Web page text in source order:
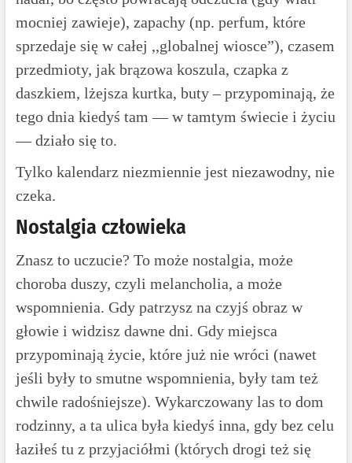
mocniej zawieje), zapachy (np. perfum, które
sprzedaje się w całej ,,globalnej wiosce”), czasem
przedmioty, jak brązowa koszula, czapka z
daszkiem, lżejsza kurtka, buty – przypominają, że
tego dnia kiedyś tam — w tamtym świecie i życiu
— działo się to.
Tylko kalendarz niezmiennie jest niezawodny, nie
czeka.
Nostalgia człowieka
Znasz to uczucie? To może nostalgia, może
choroba duszy, czyli melancholia, a może
wspomnienia. Gdy patrzysz na czyjś obraz w
głowie i widzisz dawne dni. Gdy miejsca
przypominają życie, które już nie wróci (nawet
jeśli były to smutne wspomnienia, były tam też
chwile radośniejsze). Wykarczowany las to dom
rodzinny, a ta ulica była kiedyś inna, gdy bez celu
łaziłeś tu z przyjaciółmi (których drogi też się